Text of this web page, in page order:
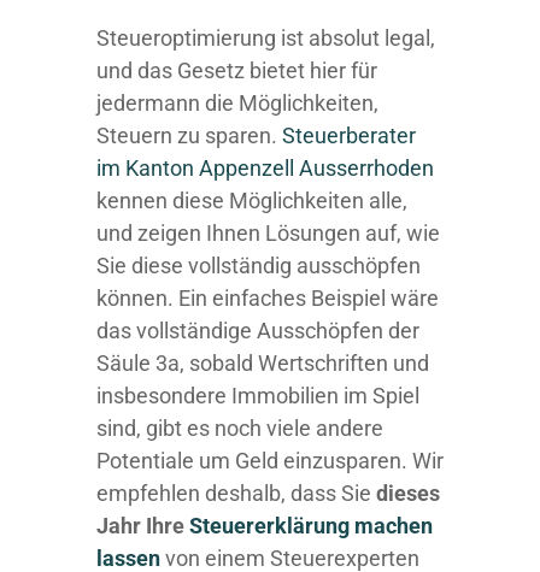
Steueroptimierung ist absolut legal,
und das Gesetz bietet hier für
jedermann die Möglichkeiten,
Steuern zu sparen. Steuerberater
im K anton Appenzell Ausserrhoden
kennen diese Möglichkeiten alle,
und zeigen Ihnen Lösungen auf, wie
Sie diese vollständig ausschöpfen
können. Ein einfaches Beispiel wäre
das vollständige Ausschöpfen der
Säule 3a, sobald Wertschriften und
insbesondere Immobilien im Spiel
sind, gibt es noch viele andere
Potentiale um Geld einzusparen. Wir
empfehlen deshalb, dass Sie dieses
Jahr IhreSteuererklärung machen
lassenvon einem Steuerexperten